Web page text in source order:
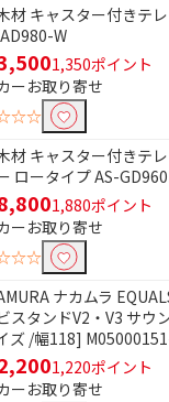
材 キャスター付きテ
W
1,350ポイント
ーお取り寄せ
材 キャスター付きテ
ロータイプ AS-
1,880ポイント
ーお取り寄せ
ナカムラ
スタンドV2・V3 サウ
ズ /幅118]
1,220ポイント
ーお取り寄せ